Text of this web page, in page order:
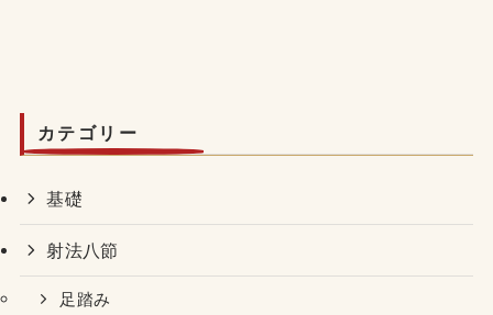
カテゴリー
基礎
射法八節
足踏み